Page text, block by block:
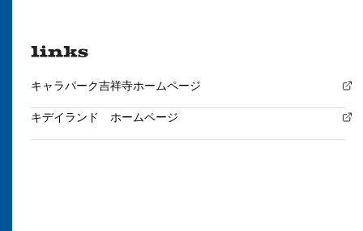
キャラパーク吉祥寺ホームページ
キデイランド ホームページ